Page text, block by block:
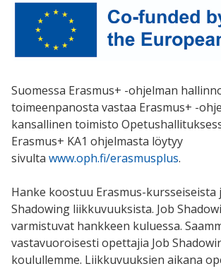
Suomessa Erasmus+ -ohjelman
toimeenpanosta vastaa Erasmus+ -
kansallinen toimisto
Erasmus+ KA1 ohjelmasta löytyy
sivulta www.oph.fi/erasmusplus.
Hanke koostuu Erasmus-kursseiseista
Shadowing liikkuvuuksista. Job
varmistuvat hankkeen kuluessa.
vastavuoroisesti opettajia Job
koulullemme. Liikkuvuuksien aikana